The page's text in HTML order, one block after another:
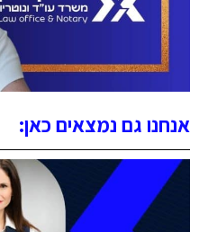
אנחנו גם נמצאים כאן: